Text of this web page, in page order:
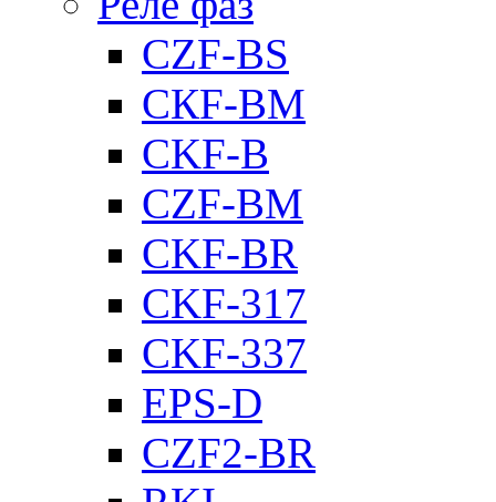
CZF-BS
CКF-BM
CKF-B
CZF-BM
CKF-BR
CKF-317
CKF-337
EPS-D
CZF2-BR